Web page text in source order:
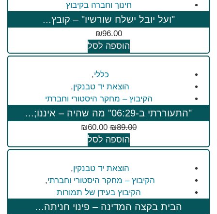
חינוך וחברה בקיבוץ
"ועל יובל ישלח שורשיו" – קובץ...
₪96.00
הוספה לסל
כללי,
הוצאת יד טבנקין,
הקיבוץ – מחקר היסטורי וחברתי
"התעוררתי ב-06:29" מה שהיה – איננו;...
₪89.00
₪60.00
הוספה לסל
הוצאת יד טבנקין,
הקיבוץ – מחקר היסטורי וחברתי,
הקיבוץ בעידן של תמורות
הבית בקצה המדינה – פינוי חניתה...